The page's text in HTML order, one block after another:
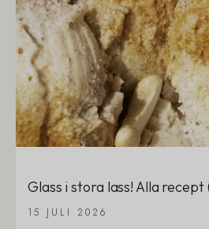
Glass i stora lass! Alla recept
15 JULI 2026